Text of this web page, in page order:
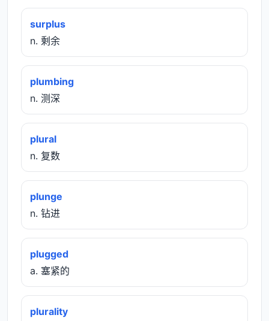
surplus
n. 剩余
plumbing
n. 测深
plural
n. 复数
plunge
n. 钻进
plugged
a. 塞紧的
plurality